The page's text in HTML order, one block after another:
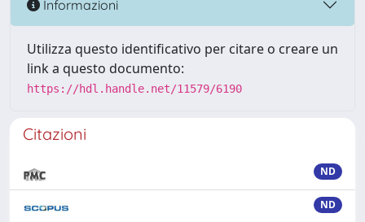
Informazioni
Utilizza questo identificativo per citare o creare un
link a questo documento:
https://hdl.handle.net/11579/6190
Citazioni
ND
ND